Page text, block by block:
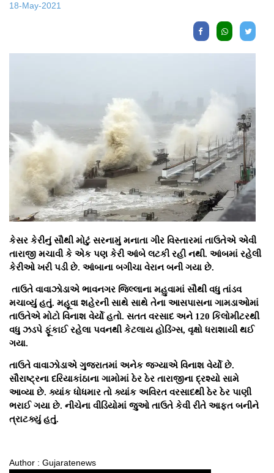
18-May-2021
કેસર કેરીનું સૌથી મોટું સરનામું મનાતા ગીર વિસ્તારમાં તાઉતેએ એવી
તારાજી મચાવી કે એક પણ કેરી આંબે લટકી રહી નથી. આંબમાં રહેલી
કેરીઓ ખરી પડી છે. આંબાના બગીચા વેરાન બની ગયા છે.
તાઉતે વાવાઝોડાએ ભાવનગર જિલ્લાના મહુવામાં સૌથી વધુ તાંડવ
મચાવ્યું હતું. મહૂવા શહેરની સાથે સાથે તેના આસપાસના ગામડાઓમાં
તાઉતેએ મોટો વિનાશ વેર્યો હતો. સતત વરસાદ અને 120 કિલોમીટરથી
વધુ ઝડપે ફૂંકાઈ રહેલા પવનથી કેટલાય હોડિંગ્સ, વૃક્ષો ધરાશાયી થઈ
ગયા.
તાઉતે વાવાઝોડાએ ગુજરાતમાં અનેક જગ્યાએ વિનાશ વેર્યો છે.
સૌરાષ્ટ્રના દરિયાકાંઠાના ગામોમાં ઠેર ઠેર તારાજીના દ્રશ્યો સામે
આવ્યા છે. ક્યાંક ધોધમાર તો ક્યાંક અવિરત વરસાદથી ઠેર ઠેર પાણી
ભરાઈ ગયા છે. નીચેના વીડિયોમાં જુઓ તાઉતે કેવી રીતે આફત બનીને
ત્રાટક્યું હતું.
Author : Gujaratenews